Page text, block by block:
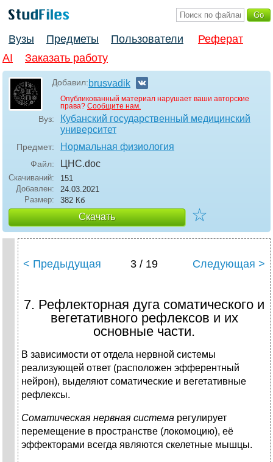
Вузы Предметы Пользователи
Реферат
AI
Заказать работу
Добавил:brusvadik
Опубликованный материал нарушает ваши авторские
права? Сообщите нам.
Вуз:
Кубанский государственный медицинский
университет
Предмет: Нормальная физиология
Файл: ЦНС.doc
Скачиваний:
151
Добавлен:
24.03.2021
Размер:
382 Кб
Скачать ☆
< Предыдущая 3 / 19 Следующая >
7. Рефлекторная дуга соматического и
вегетативного рефлексов и их
основные части.
В зависимости от отдела нервной системы
реализующей ответ (расположен эфферентный
нейрон), выделяют соматические и вегетативные
рефлексы.
Соматическая нервная система регулирует
перемещение в пространстве (локомоцию), её
эффекторами всегда являются скелетные мышцы.